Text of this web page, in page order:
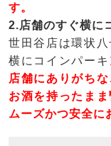
す。
2.店舗のすぐ横に
世田谷店は環状
横にコインパーキ
店舗にありがち
お酒を持ったま
ムーズかつ安全に